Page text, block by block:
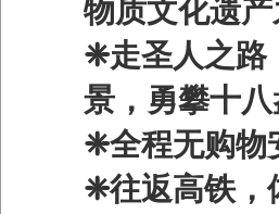
物质文化遗
❈走圣人之路
景，勇攀十
❈全程无购物
❈往返高铁，